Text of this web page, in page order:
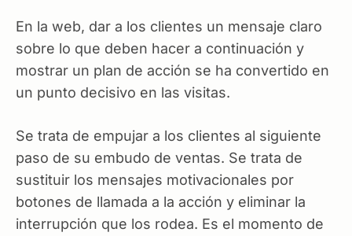
En la web, dar a los clientes un mensaje claro
sobre lo que deben hacer a continuación y
mostrar un plan de acción se ha convertido en
un punto decisivo en las visitas.
Se trata de empujar a los clientes al siguiente
paso de su embudo de ventas. Se trata de
sustituir los mensajes motivacionales por
botones de llamada a la acción y eliminar la
interrupción que los rodea. Es el momento de